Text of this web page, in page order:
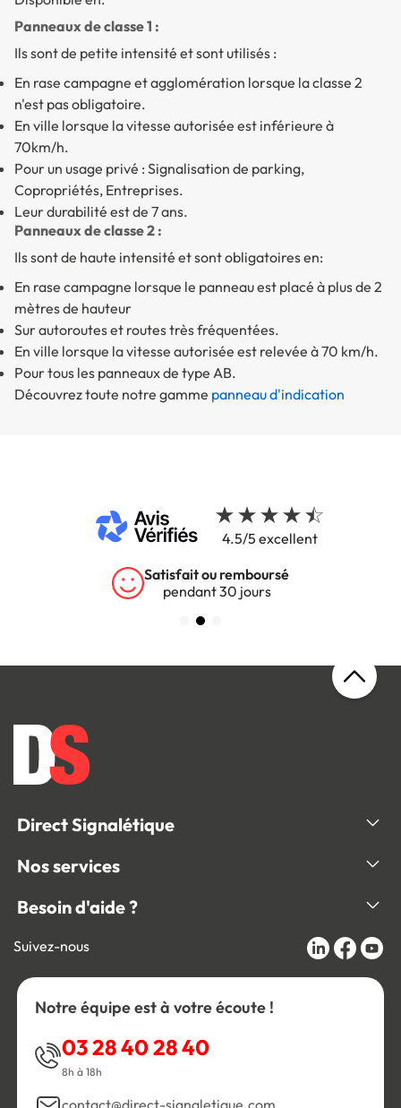
Panneaux de classe 1 :
Ils sont de petite intensité et sont utilisés :
En rase campagne et agglomération lorsque la classe 2
n'est pas obligatoire.
En ville lorsque la vitesse autorisée est inférieure à
70km/h.
Pour un usage privé : Signalisation de parking,
Copropriétés, Entreprises.
Leur durabilité est de 7 ans.
Panneaux de classe 2 :
Ils sont de haute intensité et sont obligatoires en:
En rase campagne lorsque le panneau est placé à plus de 2
mètres de hauteur
Sur autoroutes et routes très fréquentées.
En ville lorsque la vitesse autorisée est relevée à 70 km/h.
Pour tous les panneaux de type AB.
Découvrez toute notre gamme panneau d'indication
4.5/5 excellent
Direct Signalétique
Nos services
Besoin d'aide ?
Suivez-nous
Notre équipe est à votre écoute !
03 28 40 28 40
8h à 18h